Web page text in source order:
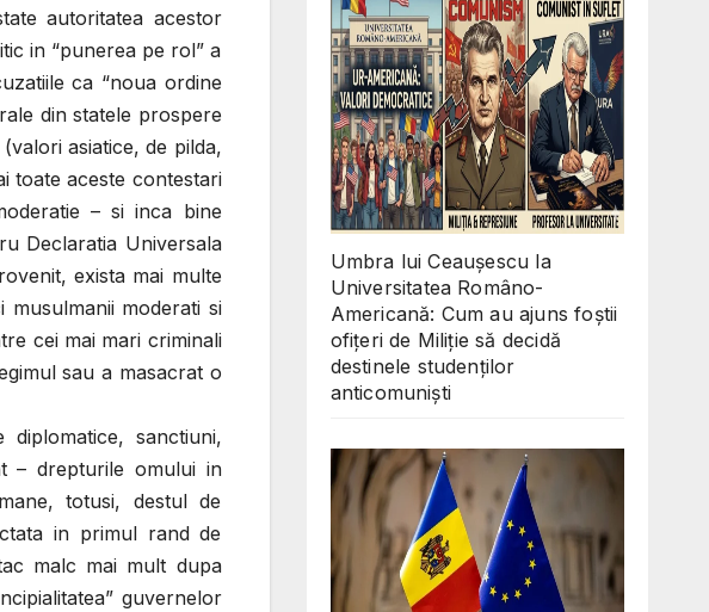
autoritatea acestor
in “punerea pe rol” a
ca “noua ordine
din statele prospere
asiatice, de pilda,
toate aceste contestari
– si inca bine
Declaratia Universala
exista mai multe
moderati si
cei mai mari criminali
sau a masacrat o
sanctiuni,
– drepturile omului in
totusi, destul de
in primul rand de
malc mai mult dupa
guvernelor
Umbra lui Ceaușescu la
Universitatea Româno-
Americană: Cum au ajuns foștii
ofițeri de Miliție să decidă
destinele studenților
anticomuniști